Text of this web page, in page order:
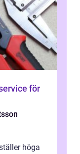
höga